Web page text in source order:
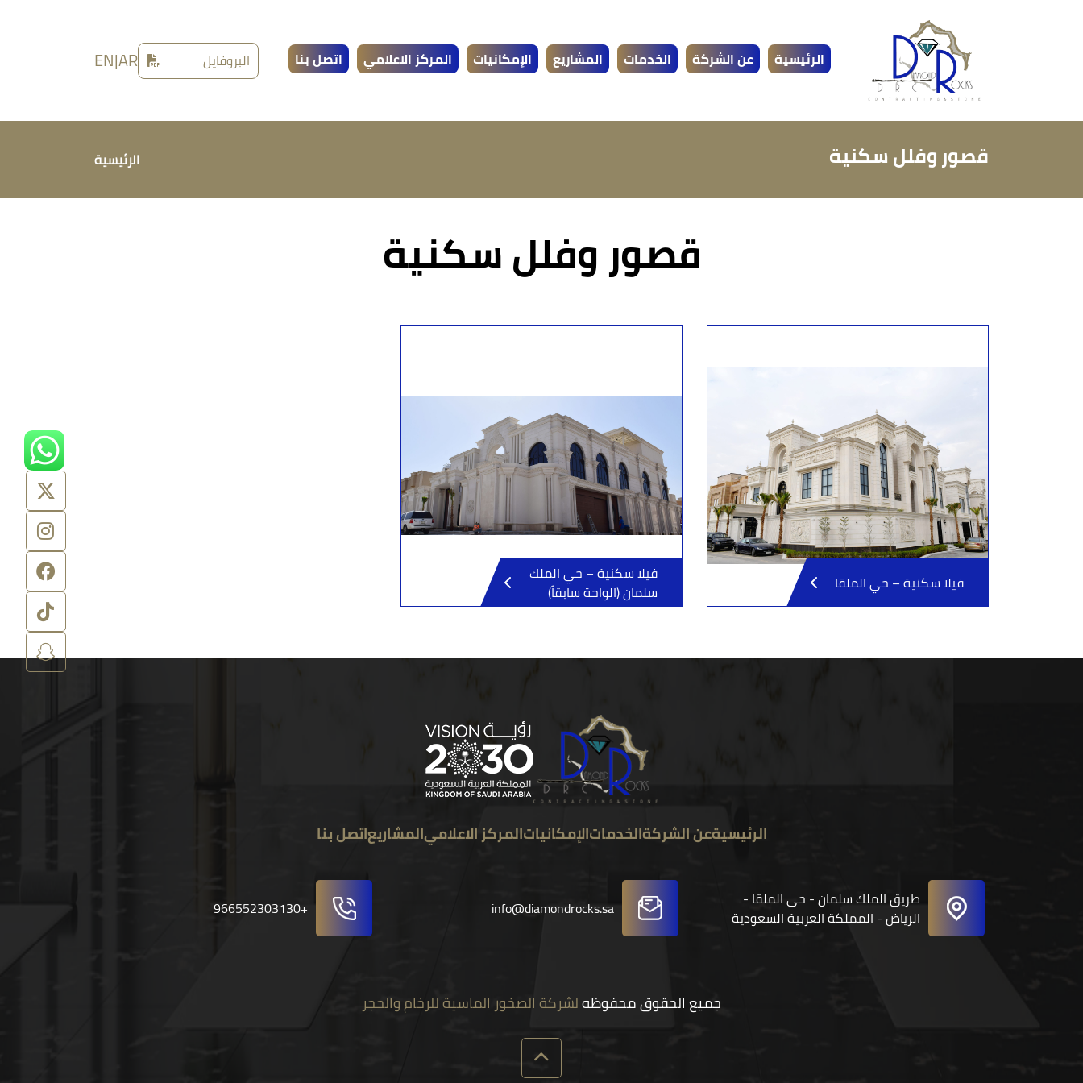
الرئيسية عن الشركة الخدمات المشاريع الإمكانيات المركز الاعلامي اتصل بنا البروفايل AR
|
EN
قصور وفلل سكنية الرئيسية
قصور وفلل سكنية
فيلا سكنية – حي الملقا
فيلا سكنية – حي الملك
سلمان (الواحة سابقاً)
الرئيسيةعن الشركةالخدماتالإمكانياتالمركز الاعلاميالمشاريعاتصل بنا
طريق الملك سلمان - حى الملقا -
الرياض - المملكة العربية السعودية
info@diamondrocks.sa
+966552303130
جميع الحقوق محفوظهلشركة الصخور الماسية للرخام والحجر